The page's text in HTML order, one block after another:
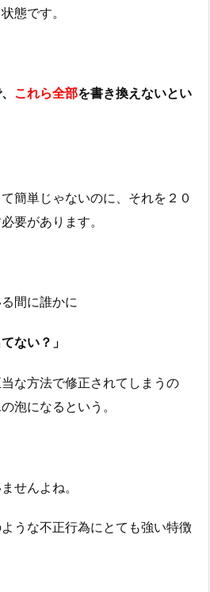
態です。
これら全部を書き換えないとい
簡単じゃないのに、それを２０
要があります。
間に誰かに
ない？」
な方法で修正されてしまうの
泡になるという。
せんよね。
うな不正行為にとても強い特徴